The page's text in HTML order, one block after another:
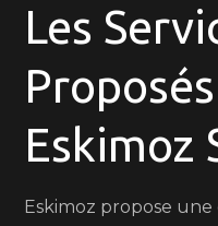
Les
Eskimoz
Eskimoz propose